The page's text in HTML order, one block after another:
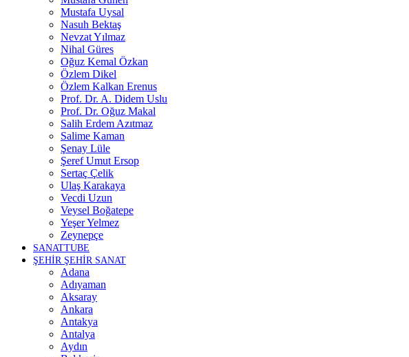
Mustafa Uysal
Nasuh Bektaş
Nevzat Yılmaz
Nihal Güres
Oğuz Kemal Özkan
Özlem Dikel
Özlem Kalkan Erenus
Prof. Dr. A. Didem Uslu
Prof. Dr. Oğuz Makal
Salih Erdem Azıtmaz
Salime Kaman
Şenay Lüle
Şeref Umut Ersop
Sertaç Çelik
Ulaş Karakaya
Vecdi Uzun
Veysel Boğatepe
Yeşer Yelmez
Zeynepçe
SANATTUBE
ŞEHİR ŞEHİR SANAT
Adana
Adıyaman
Aksaray
Ankara
Antakya
Antalya
Aydın